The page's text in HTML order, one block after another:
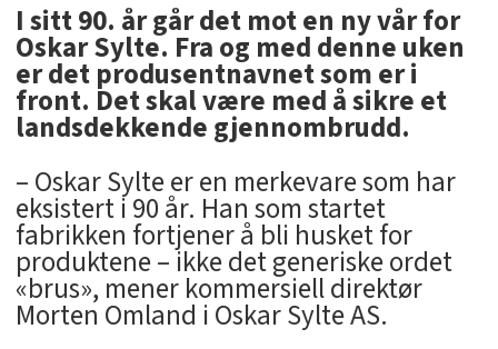
I sitt 90. år går det mot en ny vår for
Oskar Sylte. Fra og med denne uken
er det produsentnavnet som er i
front. Det skal være med å sikre et
landsdekkende gjennombrudd.
– Oskar Sylte er en merkevare som har
eksistert i 90 år. Han som startet
fabrikken fortjener å bli husket for
produktene – ikke det generiske ordet
«brus», mener kommersiell direktør
Morten Omland i Oskar Sylte AS.